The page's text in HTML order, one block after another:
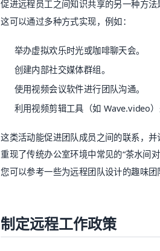
促进远程员工之间知识共享的另一种方法
这可以通过多种方式实现，例如：
举办虚拟欢乐时光或咖啡聊天会。
创建内部社交媒体群组。
使用视频会议软件进行团队沟通。
利用视频剪辑工具（如 Wave.video
这类活动能促进团队成员之间的联系，
重现了传统办公室环境中常见的“茶水间对
您可以参考一些为远程团队设计的趣味
制定远程工作政策